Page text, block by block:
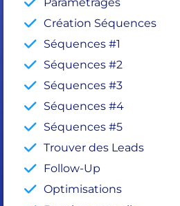
Création Séquences
Séquences #1
Séquences #2
Séquences #3
Séquences #4
Séquences #5
Trouver des Leads
Follow-Up
Optimisations